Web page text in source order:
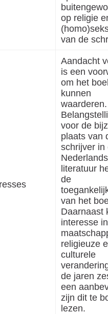
op religie
van de
Aandacht
is een
om het
kunnen
waarderen.
voor de
plaats van
schrijver in
literatuur
de
van het
Daarnaast
interesse in
religieuze
culturele
de jaren
een
zijn dit te
lezen.